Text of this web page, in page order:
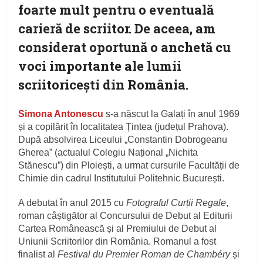
foarte mult pentru o eventuală
carieră de scriitor. De aceea, am
considerat oportună o anchetă cu
voci importante ale lumii
scriitoriceşti din România.
Simona Antonescu s-a născut la Galați în anul 1969
și a copilărit în localitatea Țintea (județul Prahova).
După absolvirea Liceului „Constantin Dobrogeanu
Gherea” (actualul Colegiu Național „Nichita
Stănescu”) din Ploiești, a urmat cursurile Facultății de
Chimie din cadrul Institutului Politehnic București.
A debutat în anul 2015 cuFotograful Curții Regale,
roman câștigător al Concursului de Debut al Editurii
Cartea Românească și al Premiului de Debut al
Uniunii Scriitorilor din România. Romanul a fost
finalist alFestival du Premier Roman de Chambéryși